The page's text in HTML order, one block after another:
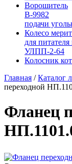
Ворошитель
В-9982
подачи
Колесо
для
УЛПП-2-64
Колосник
Главная /Каталог
переходной
Фланец